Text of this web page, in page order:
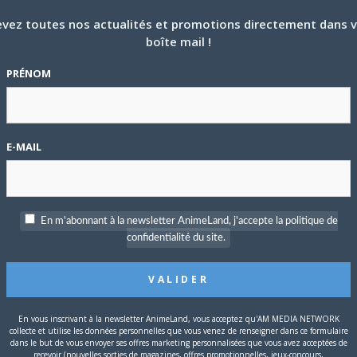
depuis 2021,Immortalité et châtimentcompte actuellement 4
Kentarô Satôque les lecteurs français
Girl of the EndetMagical Girl Site(le premier étant également
dans la collection courante de l’éditeur).
toutes nos actualités et promotions directement dans
boîte mail !
PRÉNOM
E-MAIL
En m'abonnant à la newsletter AnimeLand, j'accepte la politique de
confidentialité du site.
En vous inscrivant à la newsletter AnimeLand, vous acceptez qu'AM MEDIA NETWORK
collecte et utilise les données personnelles que vous venez de renseigner dans ce formulaire
dans le but de vous envoyer ses offres marketing personnalisées que vous avez acceptées de
recevoir (nouvelles sorties de magazines, offres promotionnelles, jeux-concours,